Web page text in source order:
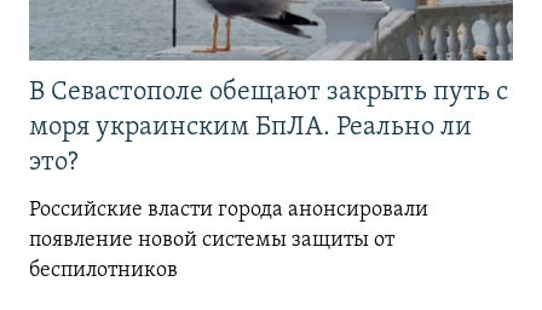
В Севастополе обещают закрыть путь с
моря украинским БпЛА. Реально ли
это?
Российские власти города анонсировали
появление новой системы защиты от
беспилотников